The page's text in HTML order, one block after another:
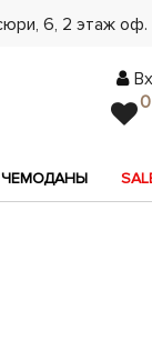
​​6, 2 этаж оф.
0
ЧЕМОДАНЫ